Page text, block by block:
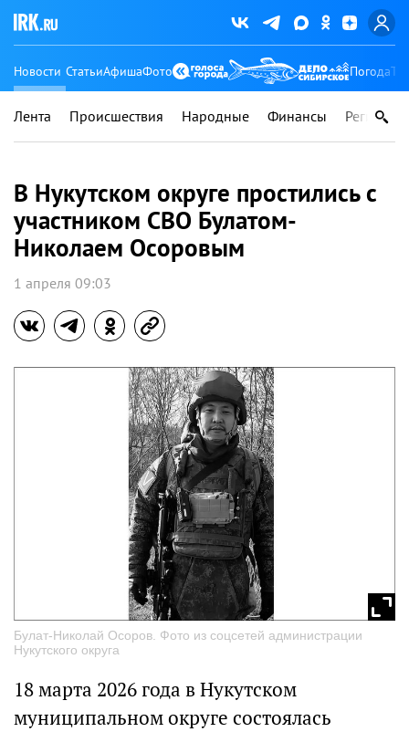
Новости СтатьиАфишаФото Погода
Лента Происшествия Народные Финансы Регионы
В Нукутском округе простились с
участником СВО Булатом-
Николаем Осоровым
1 апреля 09:03
Булат-Николай Осоров. Фото из соцсетей администрации
Нукутского округа
18 марта 2026 года в Нукутском
муниципальном округе состоялась